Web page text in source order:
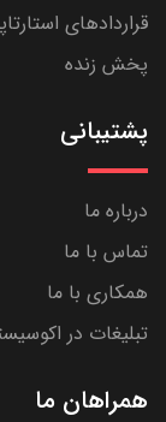
قراردادهای
پخش زنده
پشتیبانی
درباره ما
تماس با ما
همکاری با ما
تبلیغات در
همراهان ما